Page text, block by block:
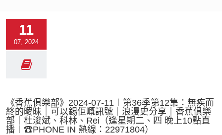
11
07, 2024
《香蕉俱樂部》2024-07-11︱第36季第12集：無疾而
終的曖昧｜可以錫佢嘅訊號｜浪漫史分享｜香蕉俱樂
部｜杜浚斌、科林、Rei（逢星期二、四 晚上10點直
播︱☎PHONE IN 熱線：22971804）